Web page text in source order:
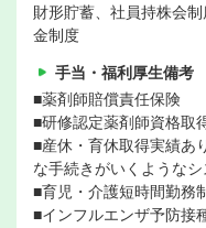
財形貯蓄、社員持株会
金制度
手当・福利厚生備考
■薬剤師賠償責任保険
■研修認定薬剤師資格取
■産休・育休取得実績あ
な手続きがいくようなシ
■育児・介護短時間勤務
■インフルエンザ予防接